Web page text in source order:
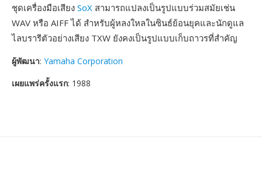
ชุดเครื่องมือเสียง SoX สามารถแปลงเป็นรูปแบบร่วมสมัยเช่น
WAV หรือ AIFF ได้ สำหรับผู้หลงใหลในซินธ์ย้อนยุคและนักดูแล
ไลบรารีตัวอย่างเสียง TXW ยังคงเป็นรูปแบบเก็บถาวรที่สำคัญ
ผู้พัฒนา: Yamaha Corporation
เผยแพร่ครั้งแรก: 1988